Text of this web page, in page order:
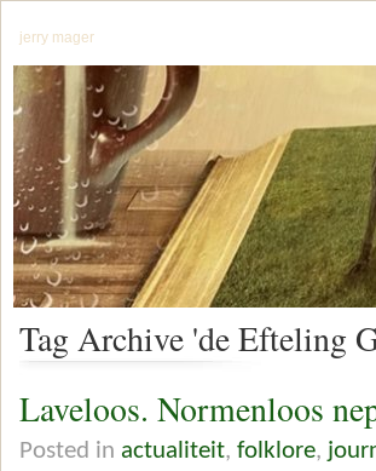
jerry mager
Tag Archive 'de Efteling
Laveloos. Normenloos
Posted in actualiteit, folklore,